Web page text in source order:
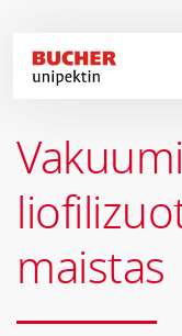
maistas